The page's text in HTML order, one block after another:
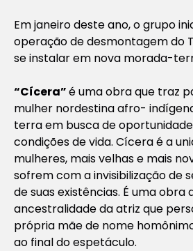
Em janeiro deste ano, o grupo
operação de desmontagem do
se instalar em nova morada-
“Cícera”é uma obra que traz
mulher nordestina afro-
terra em busca de
condições de vida. Cícera é a
mulheres, mais velhas e mais
sofrem com a invisibilização de
de suas existências. É uma obra
ancestralidade da atriz que
própria mãe de nome
ao final do espetáculo.